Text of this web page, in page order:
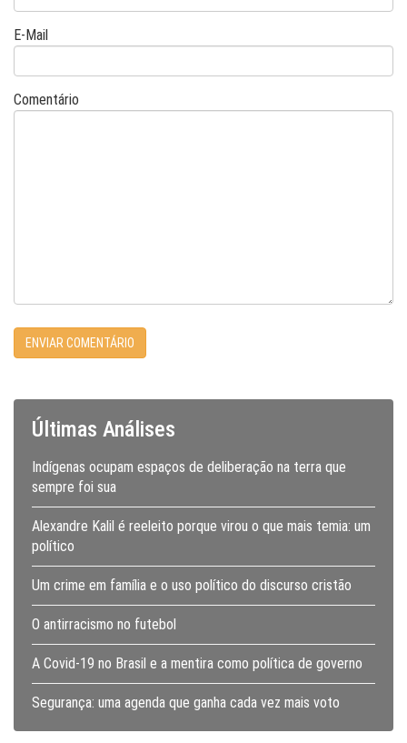
E-Mail
Comentário
Últimas Análises
Indígenas ocupam espaços de deliberação na terra que
sempre foi sua
Alexandre Kalil é reeleito porque virou o que mais temia: um
político
Um crime em família e o uso político do discurso cristão
O antirracismo no futebol
A Covid-19 no Brasil e a mentira como política de governo
Segurança: uma agenda que ganha cada vez mais voto